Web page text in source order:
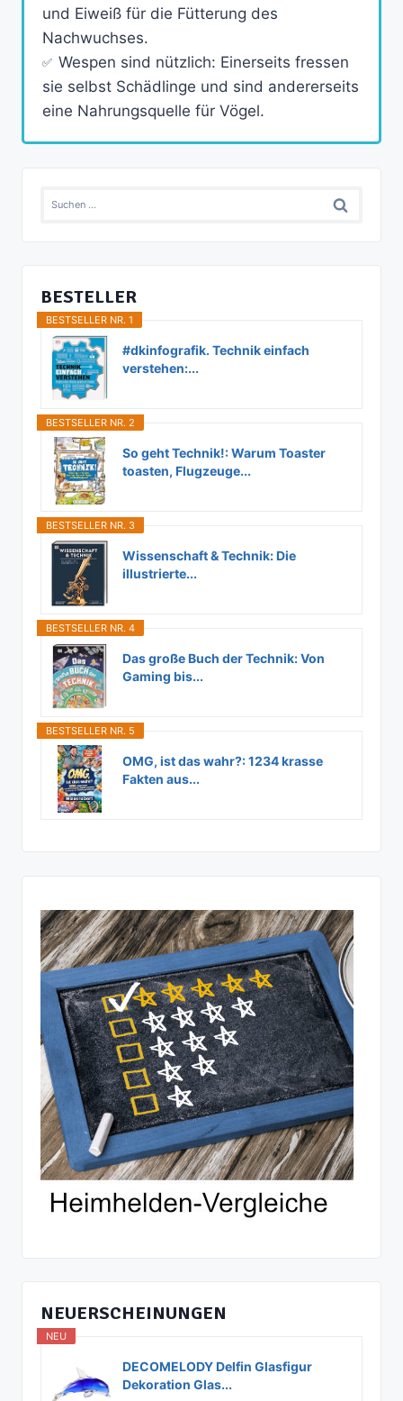
und Eiweiß für die Fütterung des
Nachwuchses.
Wespen sind nützlich: Einerseits fressen
sie selbst Schädlinge und sind andererseits
eine Nahrungsquelle für Vögel.
Suchen
BESTELLER
BESTSELLER NR. 1
#dkinfografik. Technik einfach
verstehen:...
BESTSELLER NR. 2
So geht Technik!: Warum Toaster
toasten, Flugzeuge...
BESTSELLER NR. 3
Wissenschaft & Technik: Die
illustrierte...
BESTSELLER NR. 4
Das große Buch der Technik: Von
Gaming bis...
BESTSELLER NR. 5
OMG, ist das wahr?: 1234 krasse
Fakten aus...
NEUERSCHEINUNGEN
NEU
DECOMELODY Delfin Glasfigur
Dekoration Glas...